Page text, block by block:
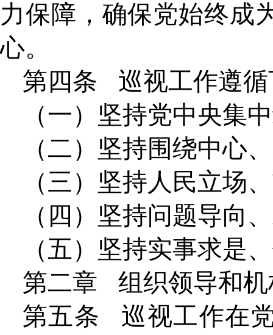
力保障，确保党始终成
心。
第四条
巡视工作遵
（一）坚持党中央集
（二）坚持围绕中心
（三）坚持人民立场
（四）坚持问题导向
（五）坚持实事求是
第二章
组织领导和
第五条
巡视工作在